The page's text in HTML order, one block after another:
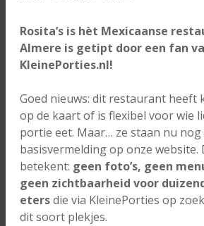
Rosita’s is hèt Mexicaanse
Almere is getipt door een fan
KleinePorties.nl!
Goed nieuws: dit restaurant heeft
op de kaart of is flexibel voor wie
portie eet. Maar… ze staan nu nog
basisvermelding op onze website.
betekent: geen foto’s, geen
geen zichtbaarheid voor
etersdie via KleinePorties op
dit soort plekjes.